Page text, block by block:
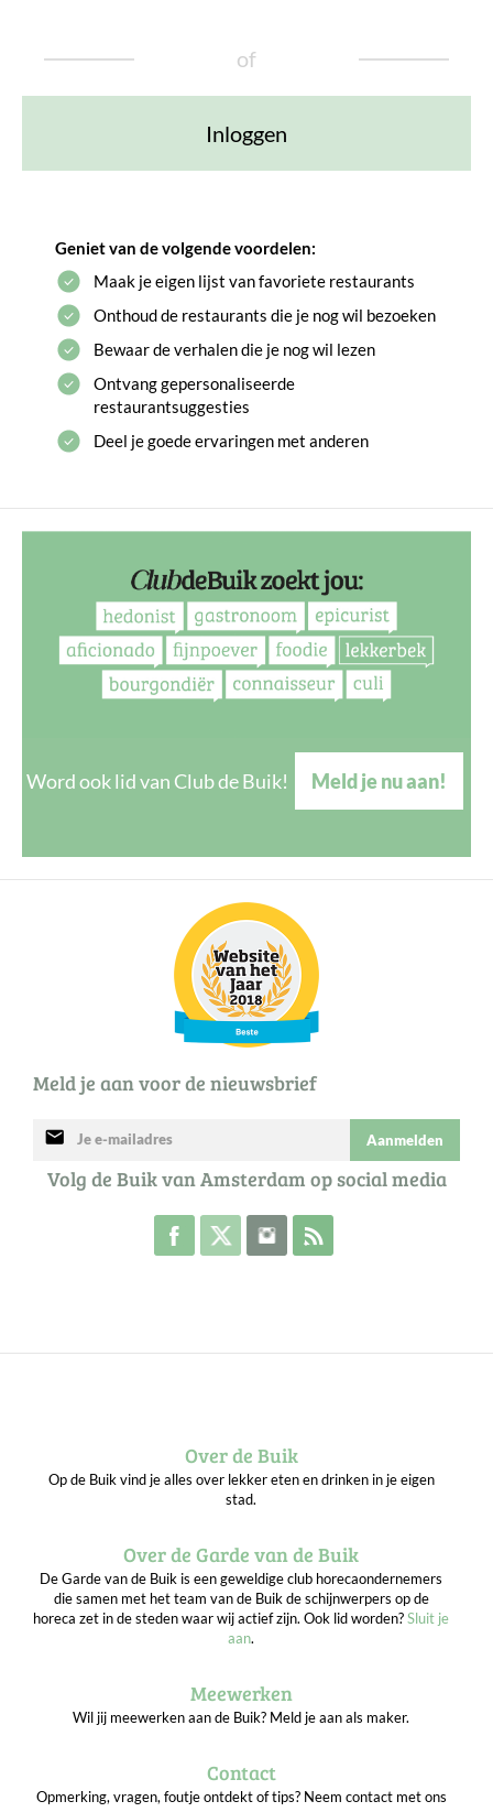
of
Inloggen
Geniet van de volgende voordelen:
Maak je eigen lijst van favoriete restaurants
Onthoud de restaurants die je nog wil bezoeken
Bewaar de verhalen die je nog wil lezen
Ontvang gepersonaliseerde
restaurantsuggesties
Deel je goede ervaringen met anderen
Word ook lid van Club de Buik! Meld je nu aan!
Meld je aan voor de nieuwsbrief
mail Aanmelden
Volg de Buik van Amsterdam op social media
Volg de Buik op Facebook
Volg de Buik op Twitter
Volg de Buik op Instagram
Over de Buik
Op de Buik vind je alles over lekker eten en drinken in je eigen
stad.
Over de Garde van de Buik
De Garde van de Buik is een geweldige club horecaondernemers
die samen met het team van de Buik de schijnwerpers op de
horeca zet in de steden waar wij actief zijn. Ook lid worden?Sluit je
aan.
Meewerken
Wil jij meewerken aan de Buik? Meld je aan als maker.
Contact
Opmerking, vragen, foutje ontdekt of tips? Neem contact met ons